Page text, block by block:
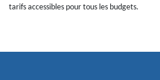
tarifs accessibles pour tous les budgets.